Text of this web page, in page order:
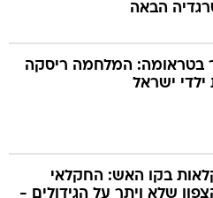
הבאה
בטראומה: המלחמה ריסקה
ילדי ישראל
בקו האש: החקלאי
שלא ויתר על הגידולים -